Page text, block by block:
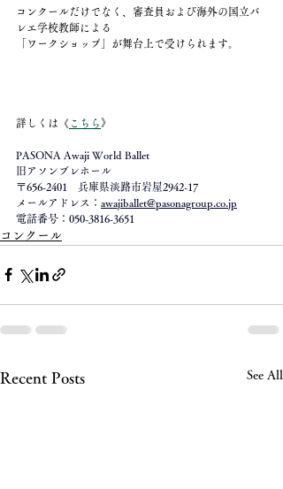
コンクールだけでなく、審査員および海外の国立バ
レエ学校教師による
「ワークショップ」が舞台上で受けられます。
詳しくは《 こちら 》
PASONA Awaji World Ballet
旧アソンブレホール
​〒656-2401　兵庫県淡路市岩屋2942-17
メールアドレス： awajiballet@pasonagroup.co.jp
電話番号：050-3816-3651
コンクール
Recent Posts See All